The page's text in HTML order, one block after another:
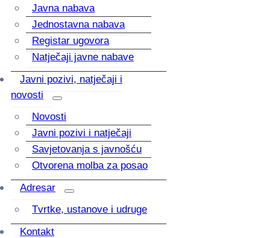
Javna nabava
Jednostavna nabava
Registar ugovora
Natječaji javne nabave
Javni pozivi, natječaji i
novosti
Novosti
Javni pozivi i natječaji
Savjetovanja s javnošću
Otvorena molba za posao
Adresar
Tvrtke, ustanove i udruge
Kontakt